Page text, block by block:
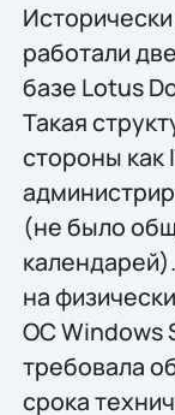
работали
базе Lotus
Такая
стороны как
(не было
на
ОС Windows
требовала
срока